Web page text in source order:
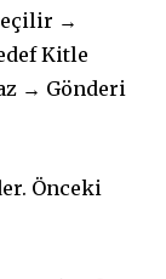
→
Kitle
→ Gönderi
Önceki